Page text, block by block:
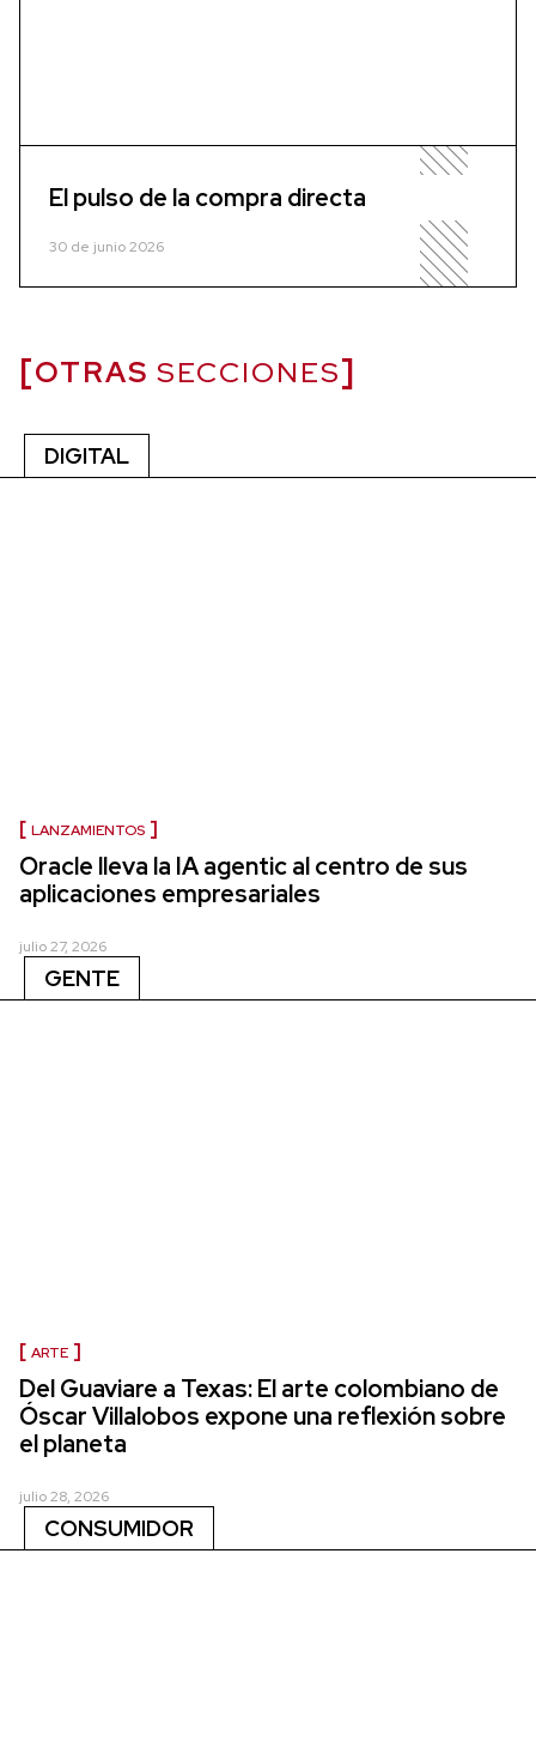
El pulso de la compra directa
30 de junio 2026
OTRAS SECCIONES
DIGITAL
LANZAMIENTOS
Oracle lleva la IA agentic al centro de sus
aplicaciones empresariales
julio 27, 2026
GENTE
ARTE
Del Guaviare a Texas: El arte colombiano de
Óscar Villalobos expone una reflexión sobre
el planeta
julio 28, 2026
CONSUMIDOR